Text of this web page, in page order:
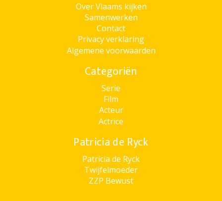
Over Vlaams kijken
Samenwerken
Contact
Privacy verklaring
Algemene voorwaarden
Categoriën
Serie
Film
Acteur
Actrice
Patricia de Ryck
Patricia de Ryck
Twijfelmoeder
ZZP Bewust